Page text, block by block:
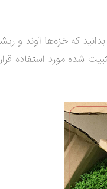
که خزه‌ها آوند و
شده مورد استفاده